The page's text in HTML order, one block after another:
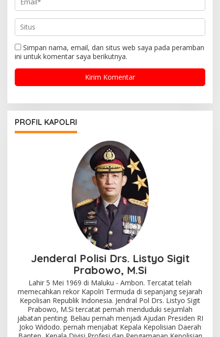
Simpan nama, email, dan situs web saya pada peramban
ini untuk komentar saya berikutnya.
PROFIL KAPOLRI
Jenderal Polisi Drs. Listyo Sigit
Prabowo, M.Si
Lahir 5 Mei 1969 di Maluku - Ambon. Tercatat telah
memecahkan rekor Kapolri Termuda di sepanjang sejarah
Kepolisan Republik Indonesia. Jendral Pol Drs. Listyo Sigit
Prabowo, M.Si tercatat pernah menduduki sejumlah
jabatan penting. Beliau pernah menjadi Ajudan Presiden RI
Joko Widodo. pernah menjabat Kepala Kepolisian Daerah